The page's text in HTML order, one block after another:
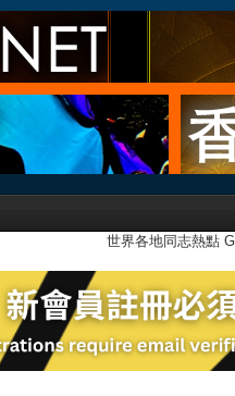
世界各地同志熱點